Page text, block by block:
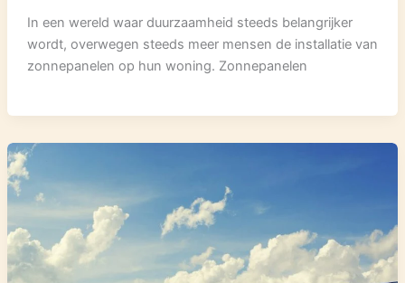
In een wereld waar duurzaamheid steeds belangrijker
wordt, overwegen steeds meer mensen de installatie van
zonnepanelen op hun woning. Zonnepanelen